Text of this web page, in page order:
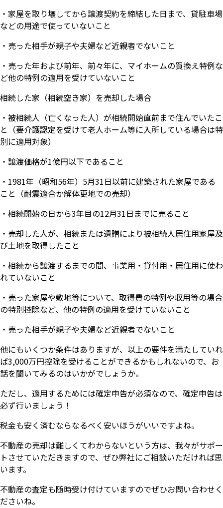
・家屋を取り壊してから譲渡契約を締結した日まで、貸駐車場
などの用途で使っていないこと
・売った相手が親子や夫婦など近親者でないこと
・売った年および前年、前々年に、マイホームの買換え特例な
ど他の特例の適用を受けていないこと
相続した家（相続空き家）を売却した場合
・被相続人（亡くなった人）が相続開始直前まで住んでいたこ
と（要介護認定を受けて老人ホーム等に入所している場合は特
別に適用対象）
・譲渡価格が1億円以下であること
・1981年（昭和56年）5月31日以前に建築された家屋である
こと（耐震適合か解体更地での売却）
・相続開始の日から3年目の12月31日までに売ること
・売却した人が、相続または遺贈により被相続人居住用家屋及
び土地を取得したこと
・相続から譲渡するまでの間、事業用・貸付用・居住用に使わ
れていないこと
・売った家屋や敷地等について、取得費の特例や収用等の場合
の特別控除など、他の特例の適用を受けていないこと
・売った相手が親子や夫婦など近親者でないこと
他にもいくつか条件はありますが、以上の要件を満たしていれ
ば3,000万円控除を受けることができるかもしれないので、お
話を聞いてみるのはいかがでしょうか。
ただし、適用するためには確定申告が必須なので、確定申告は
必ず行いましょう！
税金も安く済むならなるべく安いほうがいいですよね。
不動産の売却は難しくてわからないという方は、我々がサポー
トさせていただきますので、ぜひ弊社にご相談いただければ思
います。
不動産の査定も随時受け付けていますのでぜひお問い合わせく
ださいね。